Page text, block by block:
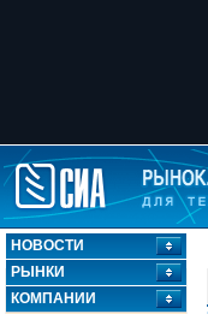
НОВОСТИ
РЫНКИ
КОМПАНИИ